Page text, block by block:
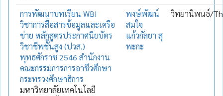
การพัฒนาบทเรียน WBI
วิชาการสื่อสารข้อมูลและเครือ
ข่าย หลักสูตรประกาศนียบัตร
วิชาชีพชั้นสูง (ปวส.)
พุทธศักราช 2546 สำนักงาน
คณะกรรมการการอาชีวศึกษา
กระทรวงศึกษาธิการ
มหาวิทยาลัยเทคโนโลยี
พงษ์พัฒน์
สมใจ
แก้วกัลยา สุ
พะกะ
วิทยานิพนธ์/